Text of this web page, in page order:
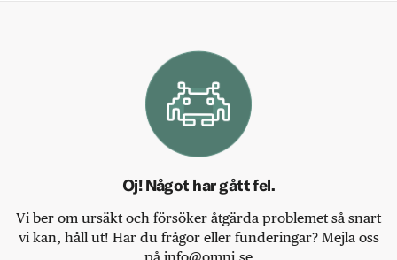
Oj! Något har gått fel.
Vi ber om ursäkt och försöker åtgärda problemet så snart
vi kan, håll ut! Har du frågor eller funderingar? Mejla oss